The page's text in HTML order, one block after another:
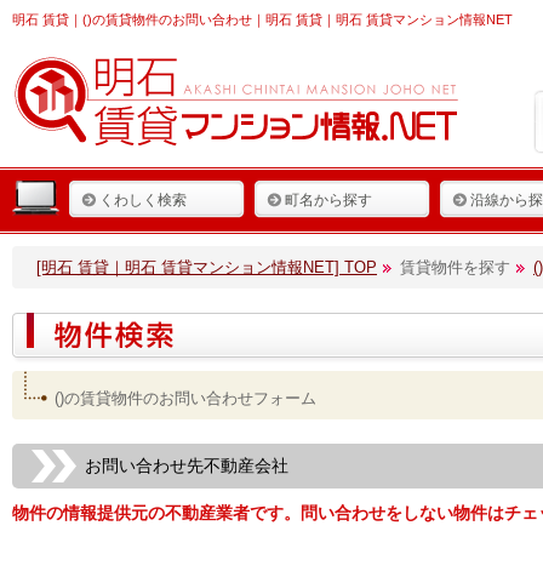
明石 賃貸 ｜()の賃貸物件のお問い合わせ｜明石 賃貸｜明石 賃貸マンション情報NET
くわしく検索 町名から探す 沿線から
[明石 賃貸｜明石 賃貸マンション情報NET] TOP 賃貸物件を探す
()の賃貸物件のお問い合わせフォーム
お問い合わせ先不動産会社
物件の情報提供元の不動産業者です。問い合わせをしない物件はチ